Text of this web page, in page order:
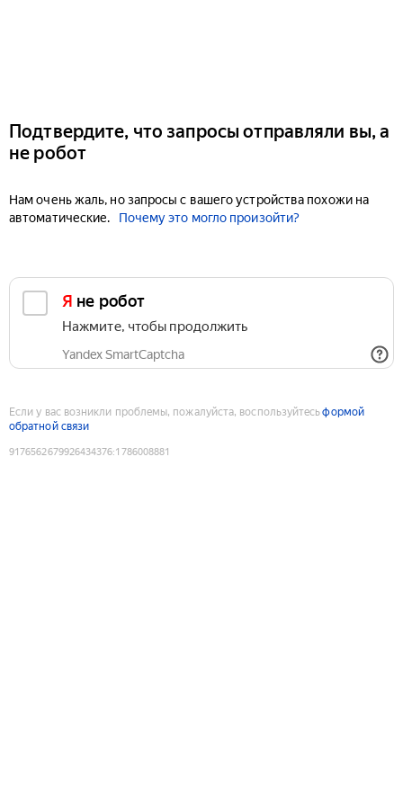
Подтвердите, что запросы отправляли вы, а
не робот
Нам очень жаль, но запросы с вашего устройства похожи на
автоматические.
Почему это могло произойти?
Я не робот
Нажмите, чтобы продолжить
Yandex SmartCaptcha
Если у вас возникли проблемы, пожалуйста, воспользуйтесьформой
обратной связи
9176562679926434376:1786008881